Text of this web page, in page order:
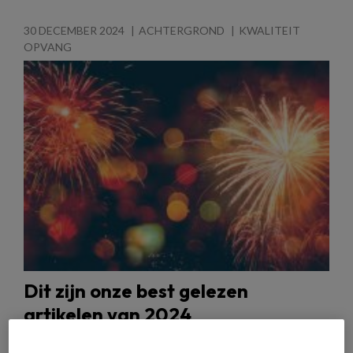
30 DECEMBER 2024 ACHTERGROND
KWALITEIT
OPVANG
Dit zijn onze best gelezen
artikelen van 2024